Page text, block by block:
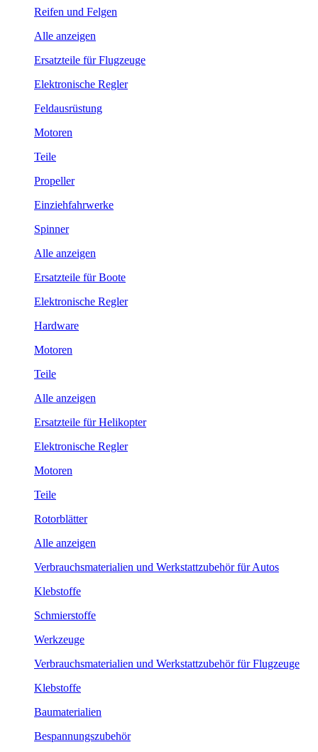
Reifen und Felgen
Alle anzeigen
Ersatzteile für Flugzeuge
Elektronische Regler
Feldausrüstung
Motoren
Teile
Propeller
Einziehfahrwerke
Spinner
Alle anzeigen
Ersatzteile für Boote
Elektronische Regler
Hardware
Motoren
Teile
Alle anzeigen
Ersatzteile für Helikopter
Elektronische Regler
Motoren
Teile
Rotorblätter
Alle anzeigen
Verbrauchsmaterialien und Werkstattzubehör für Autos
Klebstoffe
Schmierstoffe
Werkzeuge
Verbrauchsmaterialien und Werkstattzubehör für Flugzeuge
Klebstoffe
Baumaterialien
Bespannungszubehör